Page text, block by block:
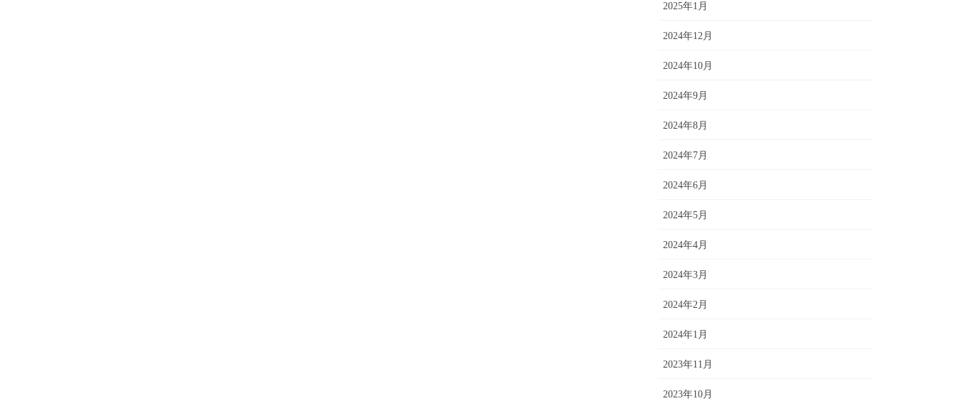
2025年1月
2024年12月
2024年10月
2024年9月
2024年8月
2024年7月
2024年6月
2024年5月
2024年4月
2024年3月
2024年2月
2024年1月
2023年11月
2023年10月